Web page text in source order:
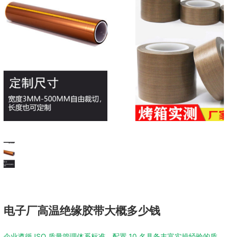
电子厂高温绝缘胶带大概多少钱